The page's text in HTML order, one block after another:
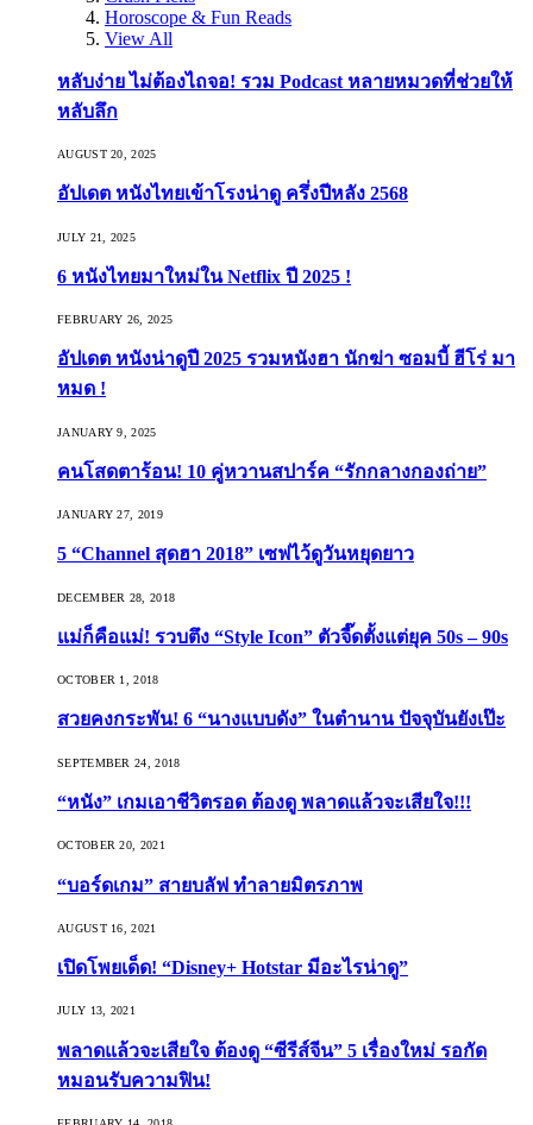
Horoscope & Fun Reads
View All
หลับง่าย ไม่ต้องไถจอ! รวม Podcast หลายหมวดที่ช่วยให้
หลับลึก
AUGUST 20, 2025
อัปเดต หนังไทยเข้าโรงน่าดู ครึ่งปีหลัง 2568
JULY 21, 2025
6 หนังไทยมาใหม่ใน Netflix ปี 2025 !
FEBRUARY 26, 2025
อัปเดต หนังน่าดูปี 2025 รวมหนังฮา นักฆ่า ซอมบี้ ฮีโร่ มา
หมด !
JANUARY 9, 2025
คนโสดตาร้อน! 10 คู่หวานสปาร์ค “รักกลางกองถ่าย”
JANUARY 27, 2019
5 “Channel สุดฮา 2018” เซฟไว้ดูวันหยุดยาว
DECEMBER 28, 2018
แม่ก็คือแม่! รวบตึง “Style Icon” ตัวจี๊ดตั้งแต่ยุค 50s – 90s
OCTOBER 1, 2018
สวยคงกระพัน! 6 “นางแบบดัง” ในตำนาน ปัจจุบันยังเป๊ะ
SEPTEMBER 24, 2018
“หนัง” เกมเอาชีวิตรอด ต้องดู พลาดแล้วจะเสียใจ!!!
OCTOBER 20, 2021
“บอร์ดเกม” สายบลัฟ ทำลายมิตรภาพ
AUGUST 16, 2021
เปิดโพยเด็ด! “Disney+ Hotstar มีอะไรน่าดู”
JULY 13, 2021
พลาดแล้วจะเสียใจ ต้องดู “ซีรีส์จีน” 5 เรื่องใหม่ รอกัด
หมอนรับความฟิน!